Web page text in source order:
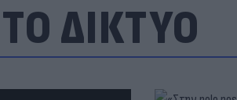
ΔΙΚΤΥΟ